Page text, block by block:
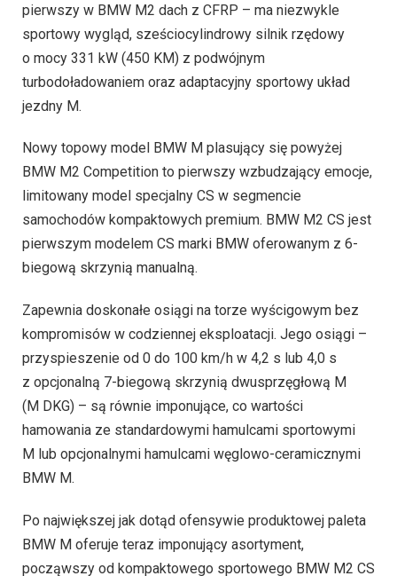
pierwszy w BMW M2 dach z CFRP – ma niezwykle
sportowy wygląd, sześciocylindrowy silnik rzędowy
o mocy 331 kW (450 KM) z podwójnym
turbodoładowaniem oraz adaptacyjny sportowy układ
jezdny M.
Nowy topowy model BMW M plasujący się powyżej
BMW M2 Competition to pierwszy wzbudzający emocje,
limitowany model specjalny CS w segmencie
samochodów kompaktowych premium. BMW M2 CS jest
pierwszym modelem CS marki BMW oferowanym z 6-
biegową skrzynią manualną.
Zapewnia doskonałe osiągi na torze wyścigowym bez
kompromisów w codziennej eksploatacji. Jego osiągi –
przyspieszenie od 0 do 100 km/h w 4,2 s lub 4,0 s
z opcjonalną 7-biegową skrzynią dwusprzęgłową M
(M DKG) – są równie imponujące, co wartości
hamowania ze standardowymi hamulcami sportowymi
M lub opcjonalnymi hamulcami węglowo-ceramicznymi
BMW M.
Po największej jak dotąd ofensywie produktowej paleta
BMW M oferuje teraz imponujący asortyment,
począwszy od kompaktowego sportowego BMW M2 CS